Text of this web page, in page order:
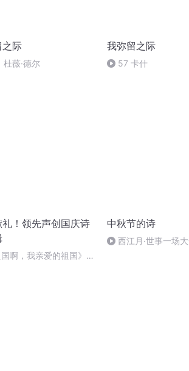
之际
杜薇·德尔
我弥留之际
57 卡什
礼！领先声创国庆诗
国啊，我亲爱的祖国》温
中秋节的诗
西江月·世事一场